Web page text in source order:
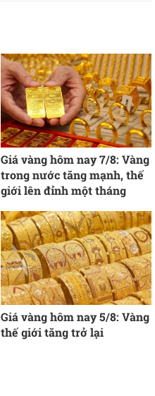
Giá vàng hôm nay 7/8: Vàng
trong nước tăng mạnh, thế
giới lên đỉnh một tháng
Giá vàng hôm nay 5/8: Vàng
thế giới tăng trở lại